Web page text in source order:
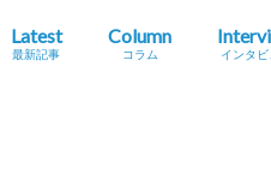
Latest
最新記事
Column
コラム インタビ